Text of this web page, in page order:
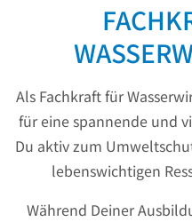
Als Fachkraft für
für eine spannende und
Du aktiv zum
lebenswichtigen
Während Deiner